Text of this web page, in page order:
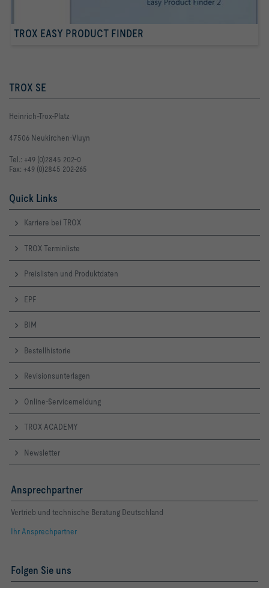
TROX EASY PRODUCT FINDER
TROX SE
Heinrich-Trox-Platz
47506 Neukirchen-Vluyn
Tel.: +49 (0)2845 202-0
Fax: +49 (0)2845 202-265
Quick Links
Karriere bei TROX
TROX Terminliste
Preislisten und Produktdaten
EPF
BIM
Bestellhistorie
Revisionsunterlagen
Online-Servicemeldung
TROX ACADEMY
Newsletter
Ansprechpartner
Vertrieb und technische Beratung Deutschland
Ihr Ansprechpartner
Folgen Sie uns